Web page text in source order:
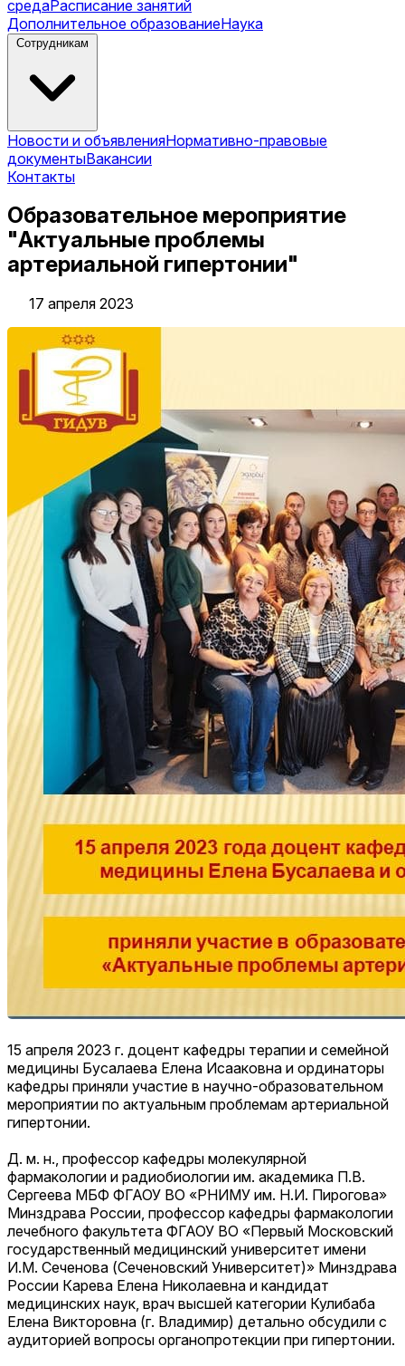
средаРасписание занятий
Дополнительное образованиеНаука
Сотрудникам
Новости и объявленияНормативно-правовые
документыВакансии
Контакты
Образовательное мероприятие
"Актуальные проблемы
артериальной гипертонии"
17 апреля 2023
15 апреля 2023 г. доцент кафедры терапии и семейной
медицины Бусалаева Елена Исааковна и ординаторы
кафедры приняли участие в научно-образовательном
мероприятии по актуальным проблемам артериальной
гипертонии.
Д. м. н., профессор кафедры молекулярной
фармакологии и радиобиологии им. академика П.В.
Сергеева МБФ ФГАОУ ВО «РНИМУ им. Н.И. Пирогова»
Минздрава России, профессор кафедры фармакологии
лечебного факультета ФГАОУ ВО «Первый Московский
государственный медицинский университет имени
И.М. Сеченова (Сеченовский Университет)» Минздрава
России Карева Елена Николаевна и кандидат
медицинских наук, врач высшей категории Кулибаба
Елена Викторовна (г. Владимир) детально обсудили с
аудиторией вопросы органопротекции при гипертонии.